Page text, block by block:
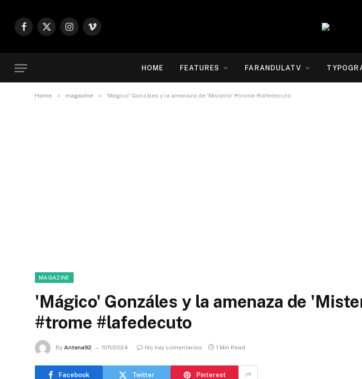
Facebook
X
Instagram
Vimeo
HOME FEATURES FARANDULATV
Home » magazine » 'Mágico' Gonzáles y la amenaza de 'Misterio' #trome #lafedecuto
MAGAZINE
'Mágico' Gonzáles y la amenaza de
#trome #lafedecuto
By Antena92 11/11/2024 No hay comentarios 1 Min Read
Facebook Twitter Pinterest